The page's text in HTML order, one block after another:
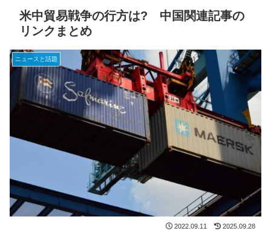
米中貿易戦争の行方は? 中国関連記事の
リンクまとめ
ニュースと話題
2022.09.11 2025.09.28